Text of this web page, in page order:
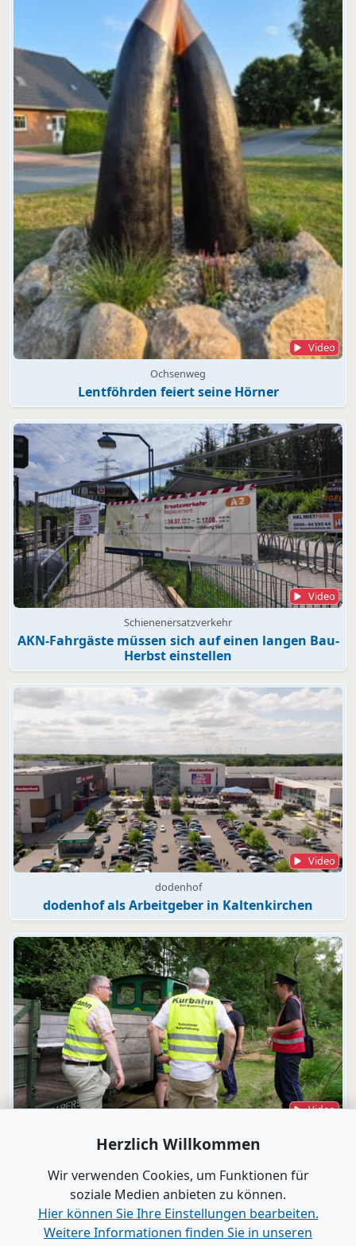
Video
Ochsenweg
Lentföhrden feiert seine Hörner
Video
Schienenersatzverkehr
AKN-Fahrgäste müssen sich auf einen langen Bau-
Herbst einstellen
Video
dodenhof
dodenhof als Arbeitgeber in Kaltenkirchen
Video
Bad Bramstedt
"Wir wollen die Moorbahn aus dem
Dornröschenschlaf wecken"
Alle Videos anzeigen
Herzlich Willkommen
Wir verwenden Cookies, um Funktionen für
soziale Medien anbieten zu können.
Hier können Sie Ihre Einstellungen bearbeiten.
Weitere Informationen finden Sie in unseren